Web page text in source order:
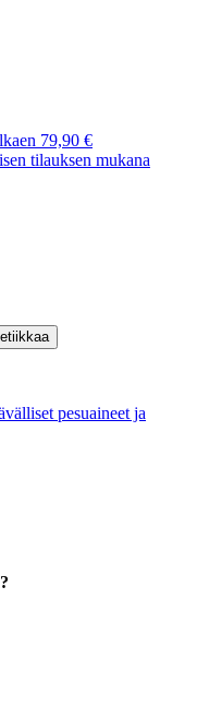
79,90 €
tilauksen mukana
pesuaineet ja